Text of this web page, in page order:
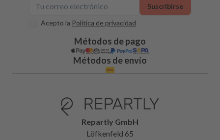
Acepto la Política de privacidad
Suscribirse
Métodos de pago
Métodos de envío
Repartly GmbH
Löfkenfeld 65